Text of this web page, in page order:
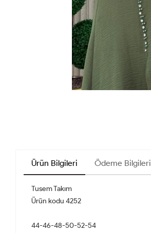
Ürün Bilgileri Ödeme Bilgileri
Tusem Takım
Ürün kodu 4252
44-46-48-50-52-54